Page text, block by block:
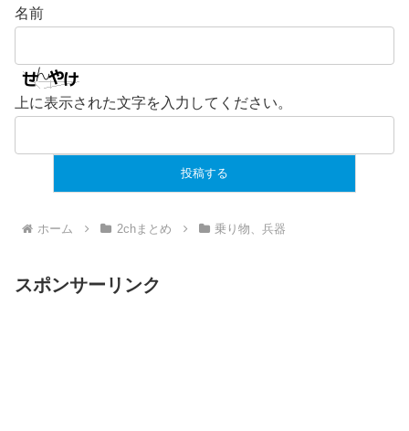
名前
上に表示された文字を入力してください。
ホーム 2chまとめ 乗り物、兵器
スポンサーリンク